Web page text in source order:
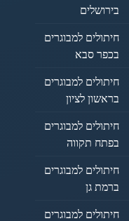
בירושלים
חיתולים למבוגרים
בכפר סבא
חיתולים למבוגרים
בראשון לציון
חיתולים למבוגרים
בפתח תקווה
חיתולים למבוגרים
ברמת גן
חיתולים למבוגרים